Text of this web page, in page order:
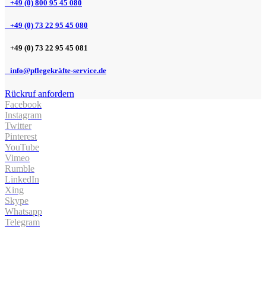
+49 (0) 800 95 45 080
+49 (0) 73 22 95 45 080
+49 (0) 73 22 95 45 081
info@pflegekräfte-service.de
Rückruf anfordern
Facebook
Instagram
Twitter
Pinterest
YouTube
Vimeo
Rumble
LinkedIn
Xing
Skype
Whatsapp
Telegram